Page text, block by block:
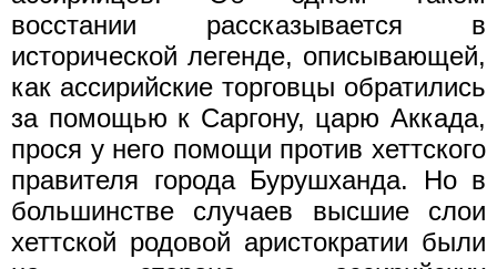
восстании рассказывается в
исторической легенде, описывающей,
как ассирийские торговцы обратились
за помощью к Саргону, царю Аккада,
прося у него помощи против хеттского
правителя города Бурушханда. Но в
большинстве случаев высшие слои
хеттской родовой аристократии были